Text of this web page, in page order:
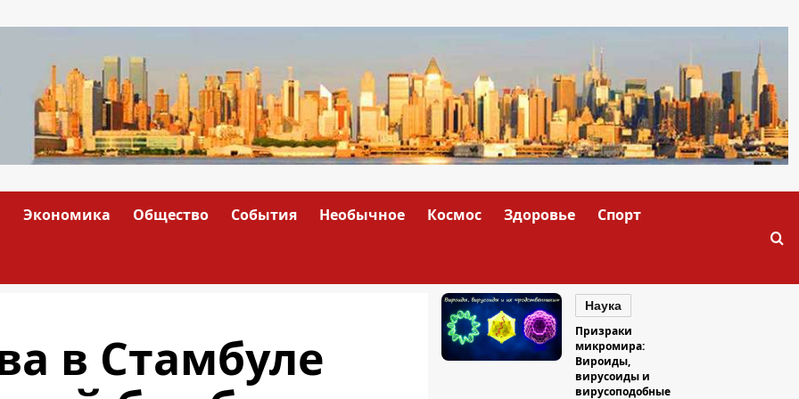
Экономика Общество События Необычное Космос Здоровье Спорт
в Стамбуле
Наука
Призраки
микромира:
Вироиды,
вирусоиды и
вирусоподобные